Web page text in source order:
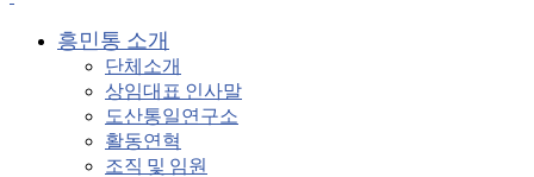
흥민통 소개
단체소개
상임대표 인사말
도산통일연구소
활동연혁
조직 및 임원